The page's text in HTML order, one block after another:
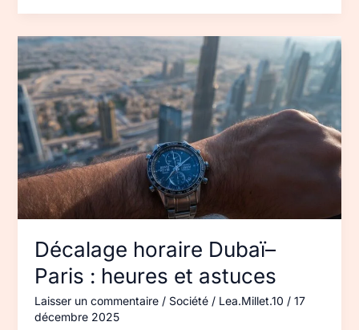
Décalage horaire Dubaï–
Paris : heures et astuces
Laisser un commentaire / Société/ Lea.Millet.10 / 17
décembre 2025
Décalage
horaire
Dubaï–
Paris :
heures
et
astuces